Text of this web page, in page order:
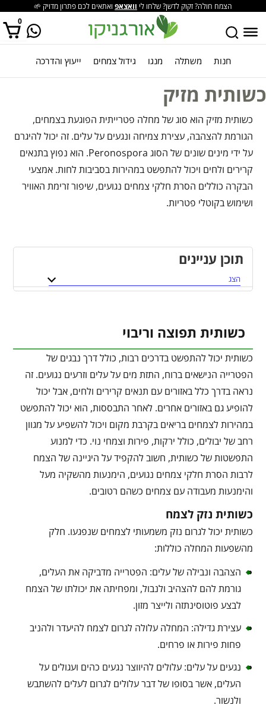
הצמח חולה? זקוק לדשן? שלחו לי וואצאפ ואתאים לכם פתרון מדויק 🌱
0
אין מוצרים בסל הקניות. חנות משתלה מנגו גידול צמחים ייעוץ והדרכה
כשותית מזיק
כשותית מזיק הוא סוג של מחלה פטרייתית הפוגעת בצמחים,
הגורמת להצהבה, עצירת צמיחה ונגעים על עלים. זה יכול להיגרם
על ידי מינים שונים של הסוג Peronospora. הוא נפוץ בתנאים
קרירים ולחים ויכול להתפשט במהירות בסביבות לחות. אמצעי
הבקרה כוללים הסרת חלקי צמחים נגועים, שיפור זרימת האוויר
ושימוש בקוטלי פטריות.
תוכן עניינים
הצג
כשותית תפוצה וריבוי
כשותית יכול להתפשט בדרכים רבות, כולל דרך נבגים של
הפטרייה הנישאים ברוח, התזת מים על עלים וזרעים נגועים. זה
נראה בדרך כלל באזורים עם תנאים קרירים ולחים, אבל יכול
להופיע גם באזורים אחרים. לאחר התבססות, הוא יכול להתפשט
במהירות לצמחים בריאים בקרבת מקום ויכול להשפיע על מגוון
רחב של יבולים, כולל ירקות, פירות וצמחי נוי. כדי למנוע
התפשטות של כשותית, חשוב להקפיד על היגיינה של הצמח
לרבות הסרת חלקי צמחים נגועים, הימנעות מהשקיה מעל
והימנעות מעבודה עם צמחים כשהם רטובים.
כשותית נזק לצמח
כשותית יכול לגרום נזק משמעותי לצמחים שנפגעו. חלק
מהשפעות המחלה כוללות:
הצהבה ונבילה של עלים: הפטרייה מדביקה את העלים,
גורמת להם להצהיב ולנבול, ומפחיתה את יכולתו של הצמח
לבצע פוטוסינתזה ולייצר מזון.
עצירת גדילה: המחלה עלולה לגרום לצמח להיעדר ולהניב
פחות פירות או פרחים.
נגעים על עלים: עלולים להיווצר נגעים כהים ועגולים על
העלים, אשר בסופו של דבר עלולים לגרום לעלים להשתבש
ולנשור.